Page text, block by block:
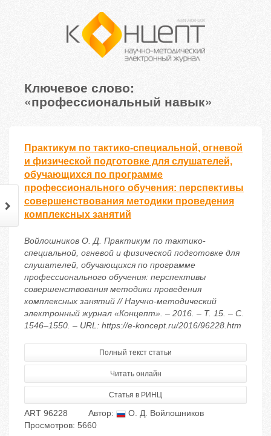
Ключевое слово:
«профессиональный навык»
Практикум по тактико-специальной, огневой
и физической подготовке для слушателей,
обучающихся по программе
профессионального обучения: перспективы
совершенствования методики проведения
комплексных занятий
Войлошников О. Д. Практикум по тактико-
специальной, огневой и физической подготовке для
слушателей, обучающихся по программе
профессионального обучения: перспективы
совершенствования методики проведения
комплексных занятий // Научно-методический
электронный журнал «Концепт». – 2016. – Т. 15. – С.
1546–1550. – URL: https://e-koncept.ru/2016/96228.htm
Полный текст статьи
Читать онлайн
Статья в РИНЦ
ART 96228 Автор:
О. Д. Войлошников
Просмотров: 5660